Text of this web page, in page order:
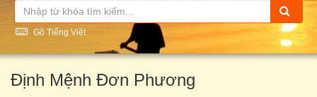
Gõ Tiếng Việt
Định Mệnh Đơn Phương